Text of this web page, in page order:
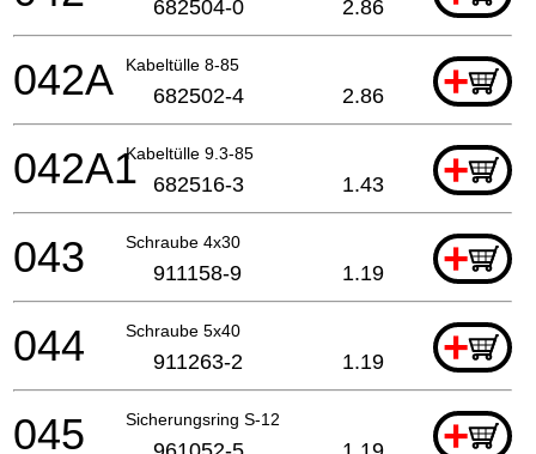
682504-0 2.86
Kabeltülle 8-85 +
042A 682502-4 2.86
Kabeltülle 9.3-85 +
042A1 682516-3 1.43
Schraube 4x30 +
043 911158-9 1.19
Schraube 5x40 +
044 911263-2 1.19
Sicherungsring S-12 +
045